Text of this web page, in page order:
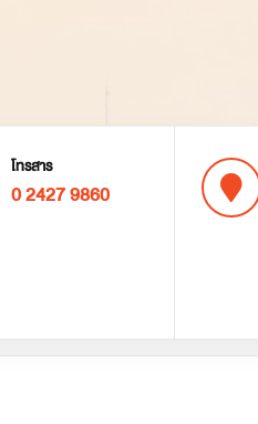
โทรสาร
0 2427 9860